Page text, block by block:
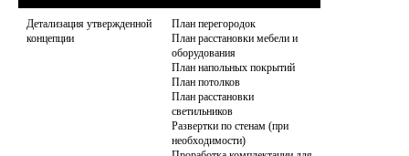
Детализация утвержденной
концепции
План перегородок
План расстановки мебели и
оборудования
План напольных покрытий
План потолков
План расстановки
светильников
Развертки по стенам (при
необходимости)